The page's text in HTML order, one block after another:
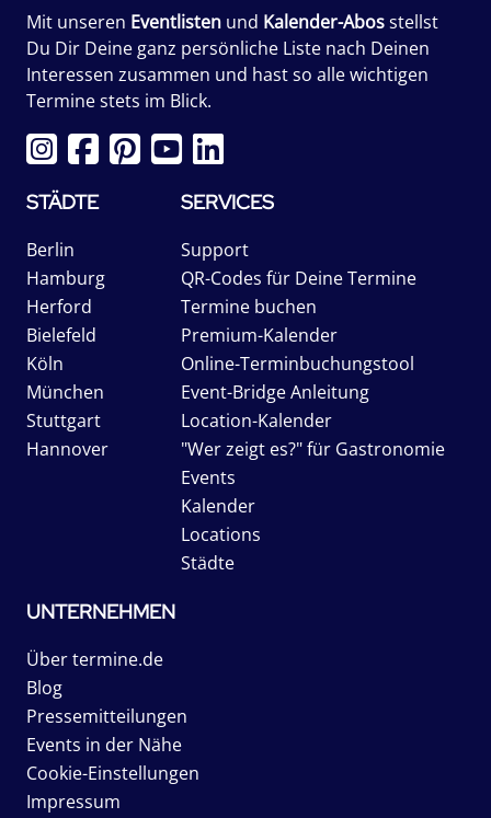
Mit unseren Eventlisten und Kalender-Abosstellst
Du Dir Deine ganz persönliche Liste nach Deinen
Interessen zusammen und hast so alle wichtigen
Termine stets im Blick.
STÄDTE
Berlin
Hamburg
Herford
Bielefeld
Köln
München
Stuttgart
Hannover
SERVICES
Support
QR-Codes für Deine Termine
Termine buchen
Premium-Kalender
Online-Terminbuchungstool
Event-Bridge Anleitung
Location-Kalender
"Wer zeigt es?" für Gastronomie
Events
Kalender
Locations
Städte
UNTERNEHMEN
Über termine.de
Blog
Pressemitteilungen
Events in der Nähe
Cookie-Einstellungen
Impressum